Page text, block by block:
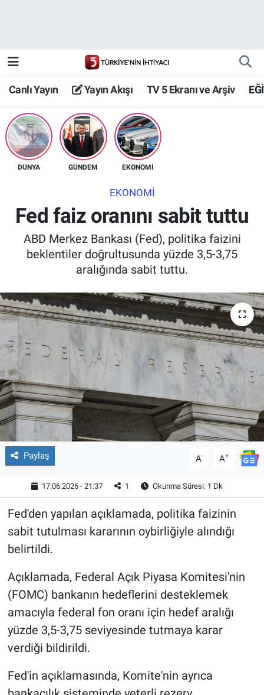
Canlı Yayın Yayın Akışı TV 5 Ekranı ve Arşiv
DÜNYA GÜNDEM EKONOMİ
EKONOMİ
Fed faiz oranını sabit tuttu
ABD Merkez Bankası (Fed), politika faizini
beklentiler doğrultusunda yüzde 3,5-3,75
aralığında sabit tuttu.
Paylaş A- A+
17.06.2026 - 21:37 1 Okunma Süresi: 1 Dk
Fed'den yapılan açıklamada, politika faizinin
sabit tutulması kararının oybirliğiyle alındığı
belirtildi.
Açıklamada, Federal Açık Piyasa Komitesi'nin
(FOMC) bankanın hedeflerini desteklemek
amacıyla federal fon oranı için hedef aralığı
yüzde 3,5-3,75 seviyesinde tutmaya karar
verdiği bildirildi.
Fed'in açıklamasında, Komite'nin ayrıca
TV 5 Ekranı ve Arşiv